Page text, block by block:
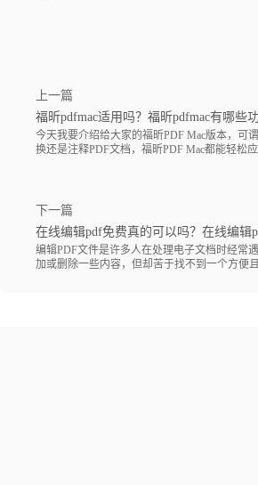
上一篇
福昕pdfmac适用吗？福昕pdfmac有哪些功
今天我要介绍给大家的福昕PDF Mac版本，可
换还是注释PDF文档，福昕PDF Mac都能轻松
下一篇
在线编辑pdf免费真的可以吗？在线编辑
编辑PDF文件是许多人在处理电子文档时经常
加或删除一些内容，但却苦于找不到一个方便且